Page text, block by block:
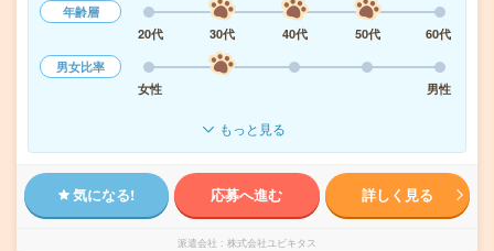
年齢層
20代
30代 40代 50代
60代
男女比率
女性
男性
もっと見る
気になる! 応募へ進む 詳しく見る
派遣会社 株式会社ユビキタス